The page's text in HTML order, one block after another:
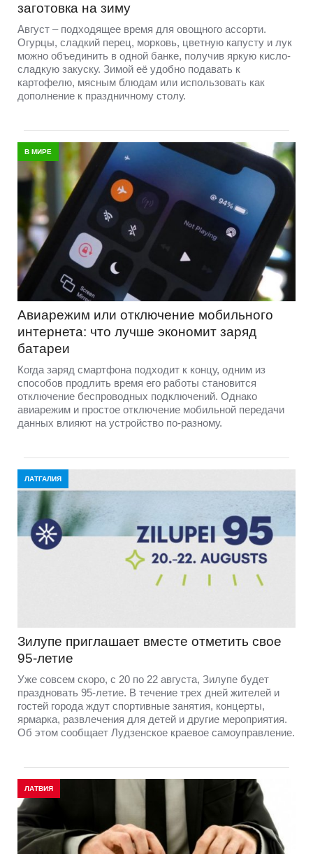
заготовка на зиму
Август – подходящее время для овощного ассорти.
Огурцы, сладкий перец, морковь, цветную капусту и лук
можно объединить в одной банке, получив яркую кисло-
сладкую закуску. Зимой её удобно подавать к
картофелю, мясным блюдам или использовать как
дополнение к праздничному столу.
В МИРЕ
Авиарежим или отключение мобильного
интернета: что лучше экономит заряд
батареи
Когда заряд смартфона подходит к концу, одним из
способов продлить время его работы становится
отключение беспроводных подключений. Однако
авиарежим и простое отключение мобильной передачи
данных влияют на устройство по-разному.
ЛАТГАЛИЯ
Зилупе приглашает вместе отметить свое
95-летие
Уже совсем скоро, с 20 по 22 августа, Зилупе будет
праздновать 95-летие. В течение трех дней жителей и
гостей города ждут спортивные занятия, концерты,
ярмарка, развлечения для детей и другие мероприятия.
Об этом сообщает Лудзенское краевое самоуправление.
ЛАТВИЯ